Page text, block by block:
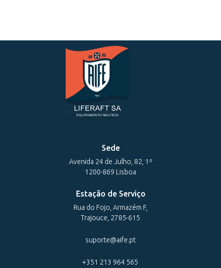
Sede
Avenida 24 de Julho, 82, 1º
1200-869 Lisboa
Estação de Serviço
Rua do Fojo, Armazém F,
Trajouce, 2785-615
suporte@aife.pt
+351 213 964 565